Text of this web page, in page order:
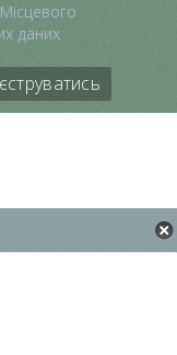
даних